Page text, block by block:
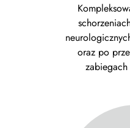
oraz po